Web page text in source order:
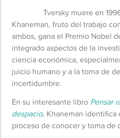
Tversky muere en
Khaneman, fruto del trabajo
ambos, gana el Premio Nobel
integrado aspectos de la
ciencia económica,
juicio humano y a la toma de
incertidumbre.
En su interesante libro Pensar
despacio, Khaneman identifica
proceso de conocer y toma de